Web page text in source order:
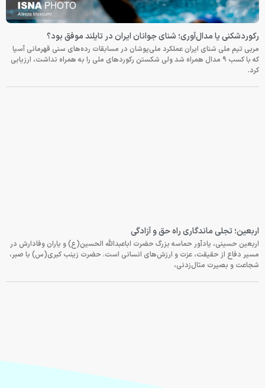
رکوردشکنی یا مدال‌آوری؛ شنای جوانان ایران در تایلند موفق بود؟
مربی تیم ملی شنای ایران عملکرد ملی‌پوشان در مسابقات رده‌های سنی قهرمانی آسیا
که با کسب ۹ مدال همراه شد ولی شکستن رکوردهای ملی را به همراه نداشت، ارزیابی
کرد.
اربعین؛ تجلی ماندگاری راه حق و آزادگی
اربعین حسینی، یادآور حماسه بزرگ حضرت اباعبدالله الحسین(ع) و یاران وفادارش در
مسیر دفاع از حقیقت، عزت و ارزش‌های انسانی است. حضرت زینب کبری(س) با صبر،
شجاعت و بصیرت مثال‌زدنی،